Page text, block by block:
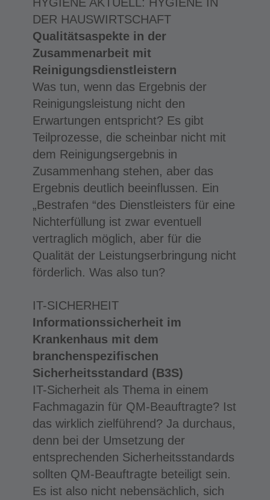
DER HAUSWIRTSCHAFT
Qualitätsaspekte in der
Zusammenarbeit mit
Reinigungsdienstleistern
Was tun, wenn das Ergebnis der
Reinigungsleistung nicht den
Erwartungen entspricht? Es gibt
Teilprozesse, die scheinbar nicht mit
dem Reinigungsergebnis in
Zusammenhang stehen, aber das
Ergebnis deutlich beeinflussen. Ein
„Bestrafen “des Dienstleisters für eine
Nichterfüllung ist zwar eventuell
vertraglich möglich, aber für die
Qualität der Leistungserbringung nicht
förderlich. Was also tun?
IT-SICHERHEIT
Informationssicherheit im
Krankenhaus mit dem
branchenspezifischen
Sicherheitsstandard (B3S)
IT-Sicherheit als Thema in einem
Fachmagazin für QM-Beauftragte? Ist
das wirklich zielführend? Ja durchaus,
denn bei der Umsetzung der
entsprechenden Sicherheitsstandards
sollten QM-Beauftragte beteiligt sein.
Es ist also nicht nebensächlich, sich